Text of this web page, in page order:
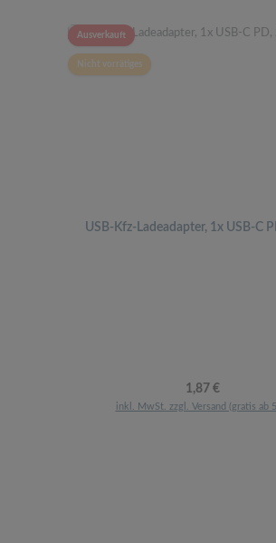
Ausverkauft
Nicht vorrätiges
USB-Kfz-Ladeadapter, 1x USB-C
Regulärer Preis:
1,87 €
inkl. MwSt. zzgl. Versand (gratis ab